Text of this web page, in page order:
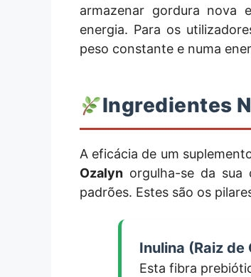
armazenar gordura nova
energia. Para os
peso constante e numa
Ingredientes
A eficácia de um
Ozalyn orgulha-se da sua
padrões. Estes são os
Inulina (Raiz de
Esta fibra